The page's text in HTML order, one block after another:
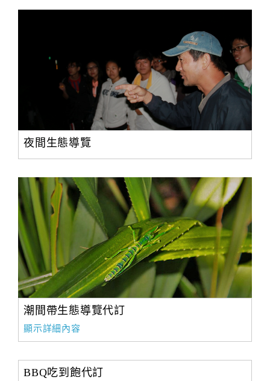
夜間生態導覽
潮間帶生態導覽代訂
顯示詳細內容
BBQ吃到飽代訂